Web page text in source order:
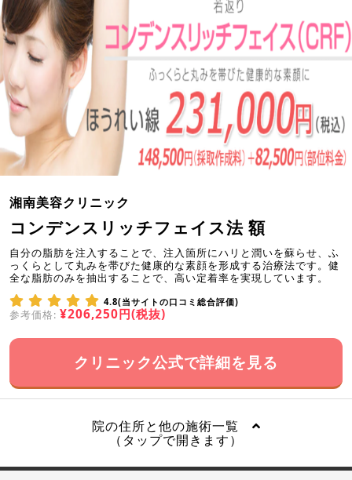
湘南美容クリニック
コンデンスリッチフェイス法 額
自分の脂肪を注入することで、注入箇所にハリと潤いを蘇らせ、ふ
っくらとして丸みを帯びた健康的な素顔を形成する治療法です。健
全な脂肪のみを抽出することで、高い定着率を実現しています。
4.8(当サイトの口コミ総合評価)
参考価格: ¥206,250円(税抜)
クリニック公式で詳細を見る
院の住所と他の施術一覧
（タップで開きます）